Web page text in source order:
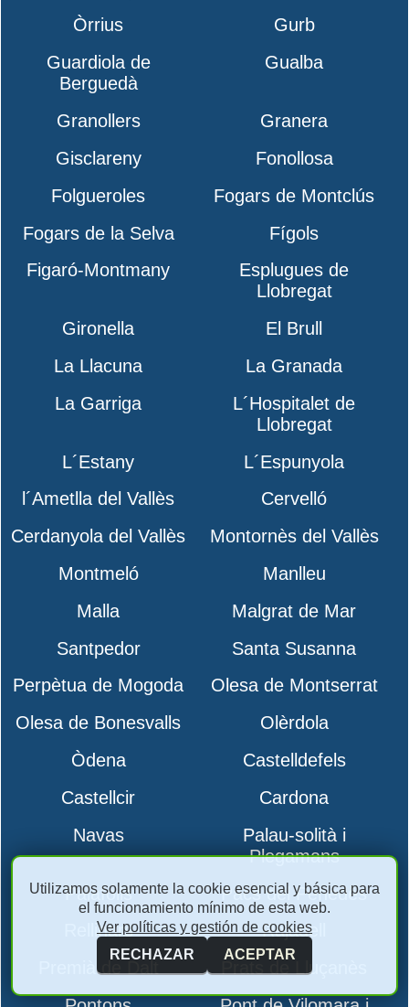
Òrrius
Gurb
Guardiola de
Berguedà
Gualba
Granollers
Granera
Gisclareny
Fonollosa
Folgueroles
Fogars de Montclús
Fogars de la Selva
Fígols
Figaró-Montmany
Esplugues de
Llobregat
Gironella
El Brull
La Llacuna
La Granada
La Garriga
L´Hospitalet de
Llobregat
L´Estany
L´Espunyola
l´Ametlla del Vallès
Cervelló
Cerdanyola del Vallès
Montornès del Vallès
Montmeló
Manlleu
Malla
Malgrat de Mar
Santpedor
Santa Susanna
Perpètua de Mogoda
Olesa de Montserrat
Olesa de Bonesvalls
Olèrdola
Òdena
Castelldefels
Castellcir
Cardona
Navas
Palau-solità i
Plegamans
Palafolls
Pacs del Penedès
Rellinars
Rajadell
Premià de Dalt
Prats de Lluçanès
Utilizamos solamente la cookie esencial y básica para
el funcionamiento mínimo de esta web.
Ver políticas y gestión de cookies
RECHAZAR
ACEPTAR